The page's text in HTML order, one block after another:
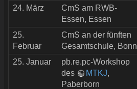
24. März
CmS am RWB-
Essen, Essen
25.
Februar
CmS an der fünften
Gesamtschule, Bonn
25. Januar
pb.re.pc-Workshop
des
MTKJ,
Paberborn